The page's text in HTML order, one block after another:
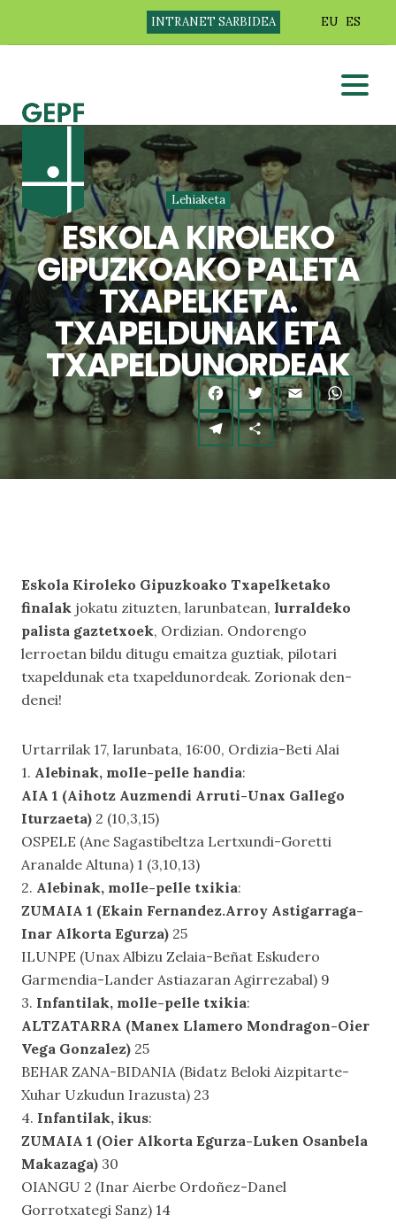
INTRANET SARBIDEA EU ES
Lehiaketa
ESKOLA KIROLEKO
GIPUZKOAKO PALETA
TXAPELKETA.
TXAPELDUNAK ETA
TXAPELDUNORDEAK
Eskola Kiroleko Gipuzkoako Txapelketako
finalak jokatu zituzten, larunbatean, lurraldeko
palista gaztetxoek, Ordizian. Ondorengo
lerroetan bildu ditugu emaitza guztiak, pilotari
txapeldunak eta txapeldunordeak. Zorionak den-
denei!
Urtarrilak 17, larunbata, 16:00, Ordizia-Beti Alai
1. Alebinak, molle-pelle handia:
AIA 1 (Aihotz Auzmendi Arruti-Unax Gallego
Iturzaeta) 2 (10,3,15)
OSPELE (Ane Sagastibeltza Lertxundi-Goretti
Aranalde Altuna) 1 (3,10,13)
2. Alebinak, molle-pelle txikia:
ZUMAIA 1 (Ekain Fernandez.Arroy Astigarraga-
Inar Alkorta Egurza) 25
ILUNPE (Unax Albizu Zelaia-Beñat Eskudero
Garmendia-Lander Astiazaran Agirrezabal) 9
3. Infantilak, molle-pelle txikia:
ALTZATARRA (Manex Llamero Mondragon-Oier
Vega Gonzalez) 25
BEHAR ZANA-BIDANIA (Bidatz Beloki Aizpitarte-
Xuhar Uzkudun Irazusta) 23
4. Infantilak, ikus:
ZUMAIA 1 (Oier Alkorta Egurza-Luken Osanbela
Makazaga) 30
OIANGU 2 (Inar Aierbe Ordoñez-Danel
Gorrotxategi Sanz) 14